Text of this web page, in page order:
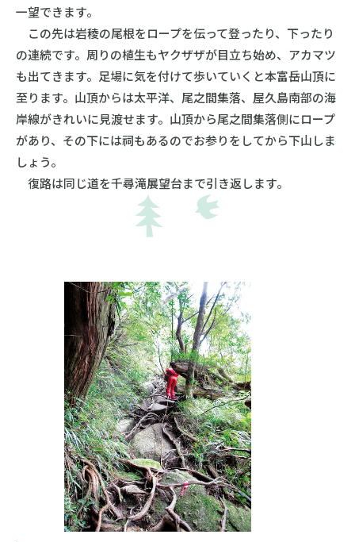
一望できます。
この先は岩稜の尾根をロープを伝って登ったり、下ったり
の連続です。周りの植生もヤクザザが目立ち始め、アカマツ
も出てきます。足場に気を付けて歩いていくと本富岳山頂に
至ります。山頂からは太平洋、尾之間集落、屋久島南部の海
岸線がきれいに見渡せます。山頂から尾之間集落側にロープ
があり、その下には祠もあるのでお参りをしてから下山しま
しょう。
復路は同じ道を千尋滝展望台まで引き返します。